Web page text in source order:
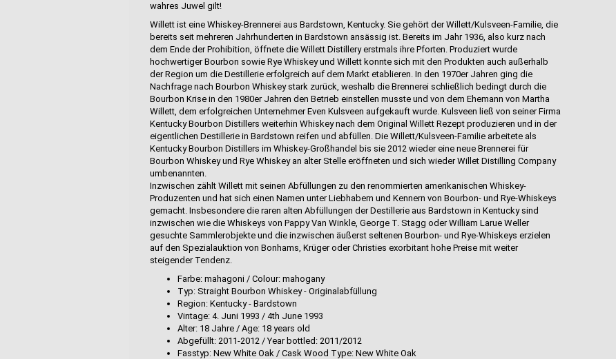
wahres Juwel gilt!
Willett ist eine Whiskey-Brennerei aus Bardstown, Kentucky. Sie gehört der Willett/Kulsveen-Familie, die
bereits seit mehreren Jahrhunderten in Bardstown ansässig ist. Bereits im Jahr 1936, also kurz nach
dem Ende der Prohibition, öffnete die Willett Distillery erstmals ihre Pforten. Produziert wurde
hochwertiger Bourbon sowie Rye Whiskey und Willett konnte sich mit den Produkten auch außerhalb
der Region um die Destillerie erfolgreich auf dem Markt etablieren. In den 1970er Jahren ging die
Nachfrage nach Bourbon Whiskey stark zurück, weshalb die Brennerei schließlich bedingt durch die
Bourbon Krise in den 1980er Jahren den Betrieb einstellen musste und von dem Ehemann von Martha
Willett, dem erfolgreichen Unternehmer Even Kulsveen aufgekauft wurde. Kulsveen ließ von seiner Firma
Kentucky Bourbon Distillers weiterhin Whiskey nach dem Original Willett Rezept produzieren und in der
eigentlichen Destillerie in Bardstown reifen und abfüllen. Die Willett/Kulsveen-Familie arbeitete als
Kentucky Bourbon Distillers im Whiskey-Großhandel bis sie 2012 wieder eine neue Brennerei für
Bourbon Whiskey und Rye Whiskey an alter Stelle eröffneten und sich wieder Willet Distilling Company
umbenannten.
Inzwischen zählt Willett mit seinen Abfüllungen zu den renommierten amerikanischen Whiskey-
Produzenten und hat sich einen Namen unter Liebhabern und Kennern von Bourbon- und Rye-Whiskeys
gemacht. Insbesondere die raren alten Abfüllungen der Destillerie aus Bardstown in Kentucky sind
inzwischen wie die Whiskeys von Pappy Van Winkle, George T. Stagg oder William Larue Weller
gesuchte Sammlerobjekte und die inzwischen äußerst seltenen Bourbon- und Rye-Whiskeys erzielen
auf den Spezialauktion von Bonhams, Krüger oder Christies exorbitant hohe Preise mit weiter
steigender Tendenz.
Farbe: mahagoni / Colour: mahogany
Typ: Straight Bourbon Whiskey - Originalabfüllung
Region: Kentucky - Bardstown
Vintage: 4. Juni 1993 / 4th June 1993
Alter: 18 Jahre / Age: 18 years old
Abgefüllt: 2011-2012 / Year bottled: 2011/2012
Fasstyp: New White Oak / Cask Wood Type: New White Oak